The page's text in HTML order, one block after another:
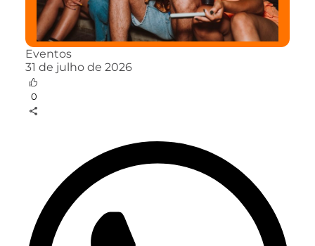
Eventos
31 de julho de 2026
0